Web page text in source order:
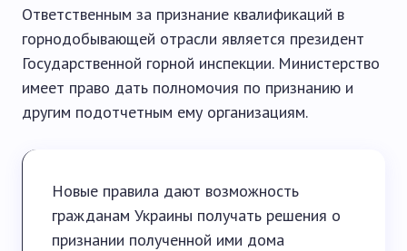
Ответственным за признание квалификаций в
горнодобывающей отрасли является президент
Государственной горной инспекции. Министерство
имеет право дать полномочия по признанию и
другим подотчетным ему организациям.
Новые правила дают возможность
гражданам Украины получать решения о
признании полученной ими дома